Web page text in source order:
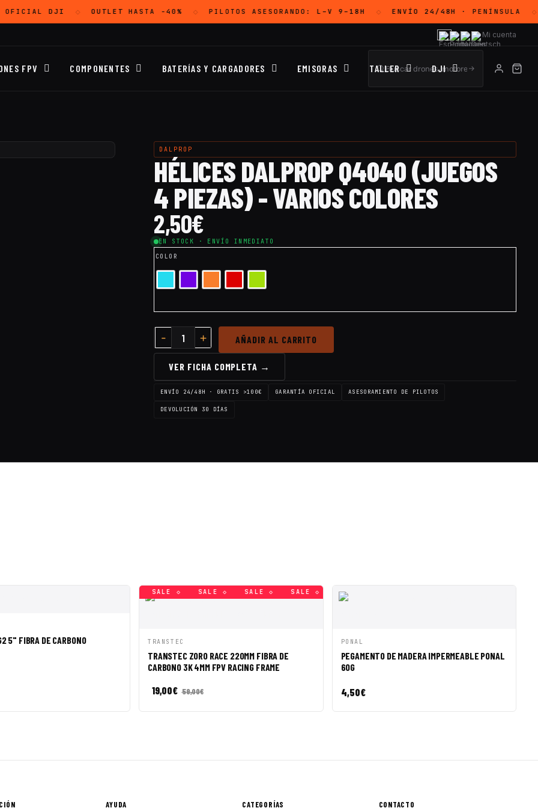
OFICIAL DJI OUTLET HASTA -40% PILOTOS ASESORANDO: L–V 9–18H ENVÍO 24/48H· PENÍNSULA
Mi cuenta
FPV COMPONENTES BATERÍAS Y CARGADORES EMISORAS TALLER DJI
DALPROP
HÉLICES DALPROP Q4040 (JUEGOS
4 PIEZAS) - VARIOS COLORES
2,50€
EN STOCK · ENVÍO INMEDIATO
COLOR
AÑADIR AL CARRITO
VER FICHA COMPLETA →
ENVÍO 24/48H · GRATIS >100€ GARANTÍA OFICIAL ASESORAMIENTO DE PILOTOS
DEVOLUCIÓN 30 DÍAS
5" FIBRA DE CARBONO
SALE ◇ SALE ◇ SALE ◇ SALE ◇ SALE ◇
VISTA RÁPIDA
TRANSTEC
TRANSTEC ZORO RACE 220MM FIBRA DE
CARBONO 3K 4MM FPV RACING FRAME
19,00€ 59,00€
VISTA RÁPIDA
PONAL
PEGAMENTO DE MADERA IMPERMEABLE PONAL
60G
4,50€
AYUDA CATEGORÍAS CONTACTO